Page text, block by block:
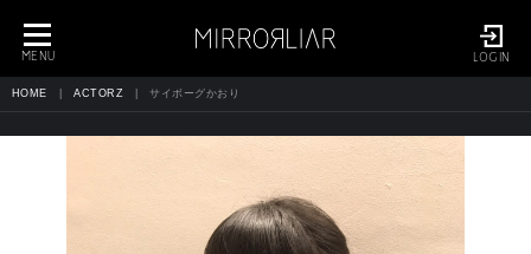
LOGIN
toggle
navigation
MENU
HOME ACTORZ サイボーグかおり